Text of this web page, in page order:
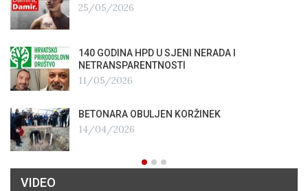
25/05/2026
140 GODINA HPD U SJENI NERADA I
NETRANSPARENTNOSTI
11/05/2026
BETONARA OBULJEN KORŽINEK
14/04/2026
VIDEO